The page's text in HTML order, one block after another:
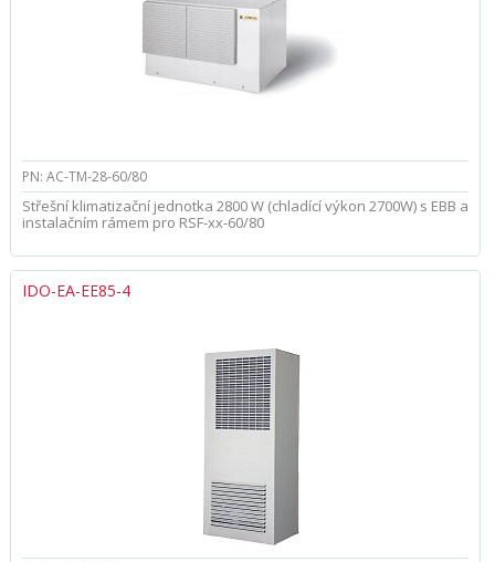
PN: AC-TM-28-60/80
Střešní klimatizační jednotka 2800 W (chladící výkon 2700W) s EBB a
instalačním rámem pro RSF-xx-60/80
IDO-EA-EE85-4